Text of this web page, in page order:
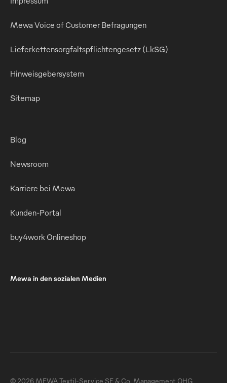
Mewa Voice of Customer Befragungen
Lieferkettensorgfaltspflichtengesetz (LkSG)
Hinweisgebersystem
Sitemap
Blog
Newsroom
Karriere bei Mewa
Kunden-Portal
buy4work Onlineshop
Mewa in den sozialen Medien
© 2026 MEWA Textil-Service SE & Co. Management OHG